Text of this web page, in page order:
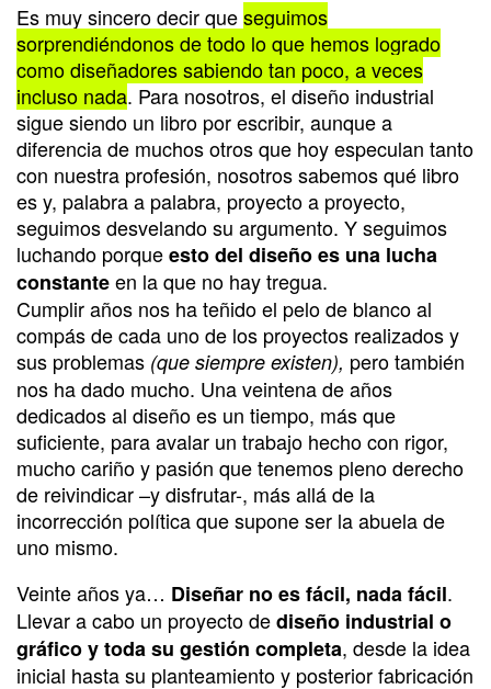
Es muy sincero decir queseguimos
sorprendiéndonos de todo lo que hemos logrado
como diseñadores sabiendo tan poco, a veces
incluso nada. Para nosotros, el diseño industrial
sigue siendo un libro por escribir, aunque a
diferencia de muchos otros que hoy especulan tanto
con nuestra profesión, nosotros sabemos qué libro
es y, palabra a palabra, proyecto a proyecto,
seguimos desvelando su argumento. Y seguimos
luchando porqueesto del diseño es una lucha
constanteen la que no hay tregua.
Cumplir años nos ha teñido el pelo de blanco al
compás de cada uno de los proyectos realizados y
sus problemas (que siempre existen), pero también
nos ha dado mucho. Una veintena de años
dedicados al diseño es un tiempo, más que
suficiente, para avalar un trabajo hecho con rigor,
mucho cariño y pasión que tenemos pleno derecho
de reivindicar –y disfrutar-, más allá de la
incorrección política que supone ser la abuela de
uno mismo.
Veinte años ya… Diseñar no es fácil, nada fácil.
Llevar a cabo un proyecto dediseño industrial o
gráfico y toda su gestión completa, desde la idea
inicial hasta su planteamiento y posterior fabricación